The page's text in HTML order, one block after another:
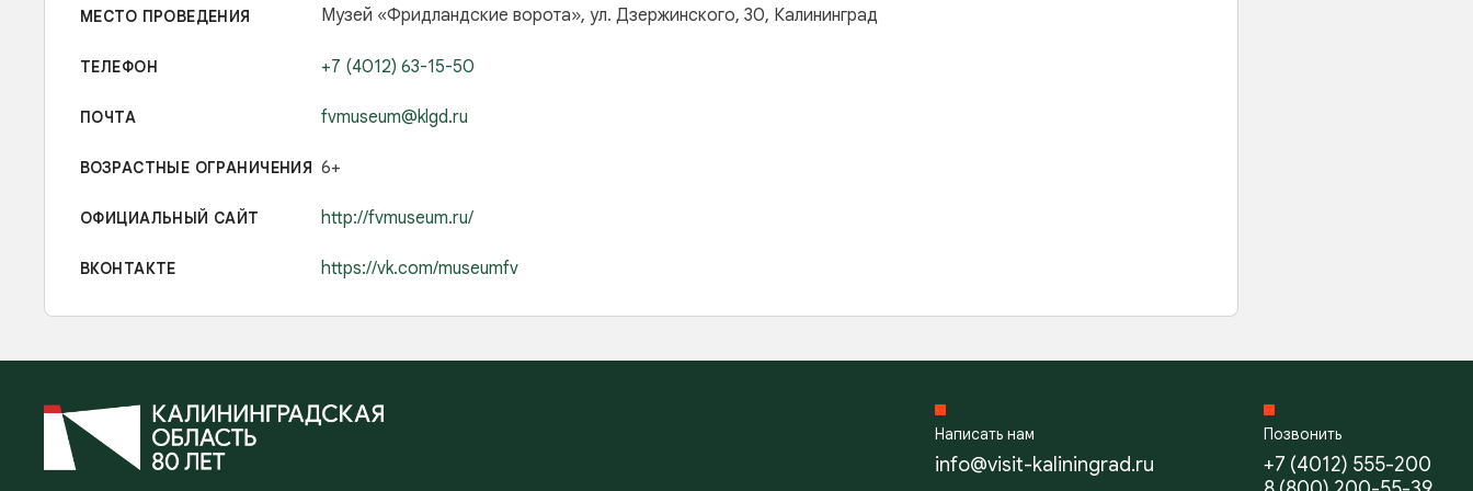
МЕСТО ПРОВЕДЕНИЯ Музей «Фридландские ворота», ул. Дзержинского, 30, Калининград
ТЕЛЕФОН +7 (4012) 63-15-50
ПОЧТА fvmuseum@klgd.ru
ВОЗРАСТНЫЕ ОГРАНИЧЕНИЯ 6+
ОФИЦИАЛЬНЫЙ САЙТ http://fvmuseum.ru/
ВКОНТАКТЕ https://vk.com/museumfv
Написать нам
info@visit-kaliningrad.ru
Позвонить
+7 (4012) 555-200